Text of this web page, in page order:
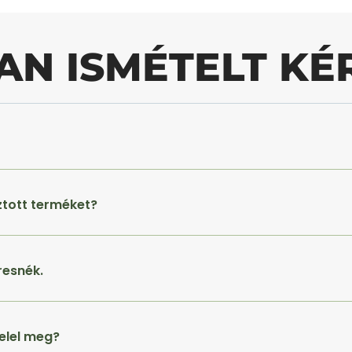
ISMÉTELT
terméket?
meg?